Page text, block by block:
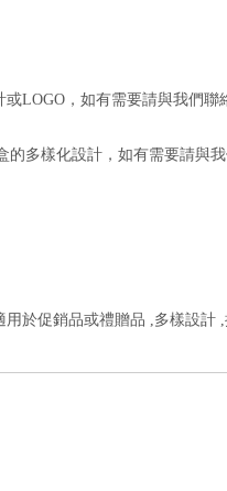
LOGO，如有需要請與我們聯
的多樣化設計，如有需要請與我
於促銷品或禮贈品 ,多樣設